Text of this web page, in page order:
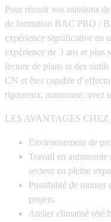
Pour réussir vos missions
de formation BAC PRO /
expérience significative en
expérience de 3 ans et plus
lecture de plans et des
CN et êtes capable
rigoureux, autonome, avez
LES AVANTAGES
Environnement de
Travail en autonomie
secteur en pleine
Possibilité de monter
projets.
Atelier climatisé (été/